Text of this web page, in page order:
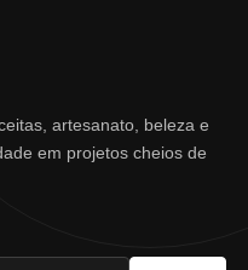
artesanato, beleza e
em projetos cheios de